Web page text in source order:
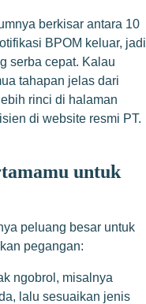
berkisar antara 10
BPOM keluar, jadi
serba cepat. Kalau
tahapan jelas dari
rinci di halaman
di website resmi PT.
untuk
peluang besar untuk
pegangan:
ngobrol, misalnya
lalu sesuaikan jenis